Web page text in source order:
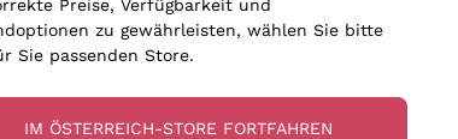
Preise, Verfügbarkeit und
zu gewährleisten, wählen Sie bitte
Sie passenden Store.
IM ÖSTERREICH-STORE FORTFAHREN